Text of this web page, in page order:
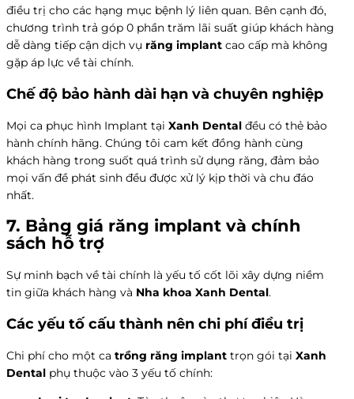
điều trị cho các hạng mục bệnh lý liên quan. Bên cạnh đó,
chương trình trả góp 0 phần trăm lãi suất giúp khách hàng
dễ dàng tiếp cận dịch vụ răng implant cao cấp mà không
gặp áp lực về tài chính.
Chế độ bảo hành dài hạn và chuyên nghiệp
Mọi ca phục hình Implant tại Xanh Dental đều có thẻ bảo
hành chính hãng. Chúng tôi cam kết đồng hành cùng
khách hàng trong suốt quá trình sử dụng răng, đảm bảo
mọi vấn đề phát sinh đều được xử lý kịp thời và chu đáo
nhất.
7. Bảng giá răng implant và chính
sách hỗ trợ
Sự minh bạch về tài chính là yếu tố cốt lõi xây dựng niềm
tin giữa khách hàng và Nha khoa Xanh Dental.
Các yếu tố cấu thành nên chi phí điều trị
Chi phí cho một ca trồng răng implant trọn gói tại Xanh
Dental phụ thuộc vào 3 yếu tố chính: